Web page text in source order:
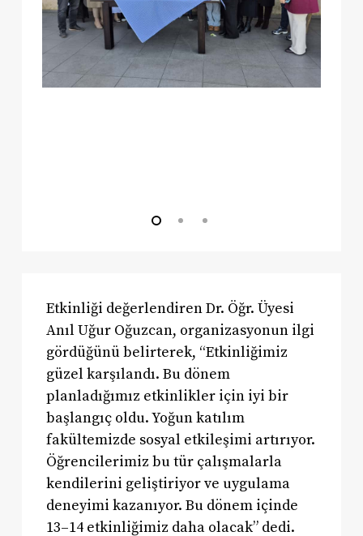
Etkinliği değerlendiren Dr. Öğr. Üyesi
Anıl Uğur Oğuzcan, organizasyonun ilgi
gördüğünü belirterek, “Etkinliğimiz
güzel karşılandı. Bu dönem
planladığımız etkinlikler için iyi bir
başlangıç oldu. Yoğun katılım
fakültemizde sosyal etkileşimi artırıyor.
Öğrencilerimiz bu tür çalışmalarla
kendilerini geliştiriyor ve uygulama
deneyimi kazanıyor. Bu dönem içinde
13–14 etkinliğimiz daha olacak” dedi.